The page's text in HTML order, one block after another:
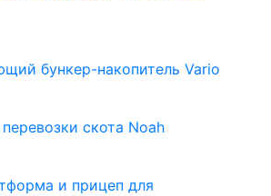
бункер-накопитель Vario
скота Noah
и прицеп для